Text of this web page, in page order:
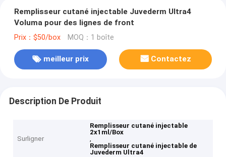
Remplisseur cutané injectable Juvederm Ultra4
Voluma pour des lignes de front
Prix：$50/box MOQ：1 boîte
meilleur prix Contactez
Description De Produit
Surligner
Remplisseur cutané injectable
2x1ml/Box
,
Remplisseur cutané injectable de
Juvederm Ultra4